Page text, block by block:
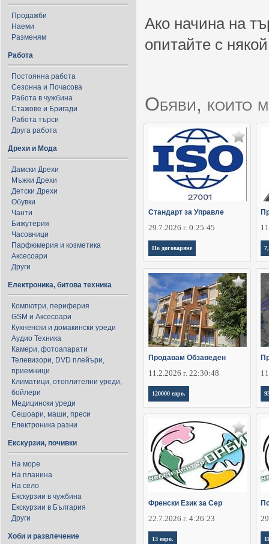
Продажби
Наеми
Разменям
Работа
Постоянна работа
Сезонна и Почасова
Работа в чужбина
Стажове и Бригади
Работа търси
Друга работа
Дрехи и Мода
Дамски Дрехи
Мъжки Дрехи
Детски Дрехи
Обувки
Чанти
Бижутерия
Часовници
Парфюмерия и козметика
Аксесоари
Други
Електроника, битова техника
Компютри, периферия
GSM и Аксесоари
Кухненски и домакински уреди
Аудио Техника
Камери, фотоапарати
Телевизори, DVD плейъри,
приемници
Климатици, отоплителни уреди,
бойлери
Медицински уреди
Сешоари, маши, преси
Електроника разни
Екскурзии, почивки
На море
На планина
На село
Екскурзии в чужбина
Екскурзии в България
Други
Хоби и развлечение
Ако начина на
опитайте с
Обяви, които
Стандарт за Управле
29.7.2026 г. 0:25:45
По договаряне
Продавам Обзаведен
11.2.2026 г. 22:30:48
120000 евро.
Френски Език за Сер
22.7.2026 г. 4:26:23
13 евро.